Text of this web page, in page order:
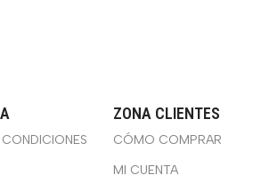
ZONA CLIENTES
CÓMO COMPRAR
MI CUENTA